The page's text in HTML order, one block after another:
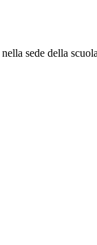
nella sede della